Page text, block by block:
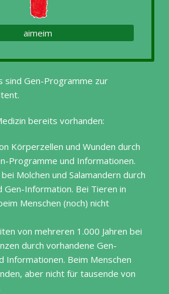
aimeim
sind Gen-Programme zur
bereits vorhanden:
Körperzellen und Wunden durch
Programme und Informationen.
Molchen und Salamandern durch
Gen-Information. Bei Tieren in
Menschen (noch) nicht
von mehreren 1.000 Jahren bei
durch vorhandene Gen-
Informationen. Beim Menschen
aber nicht für tausende von